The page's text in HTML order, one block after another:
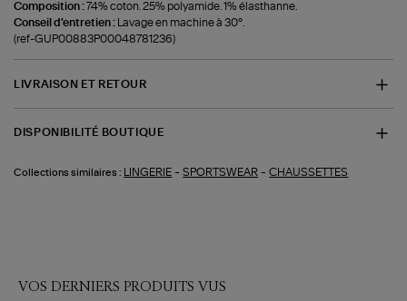
Composition :74% coton. 25% polyamide. 1% élasthanne.
Conseil d'entretien :
Lavage en machine à 30°.
(ref-GUP00883P00048781236)
LIVRAISON ET RETOUR
DISPONIBILITÉ BOUTIQUE
Collections similaires : LINGERIE -SPORTSWEAR -CHAUSSETTES
VOS DERNIERS PRODUITS VUS